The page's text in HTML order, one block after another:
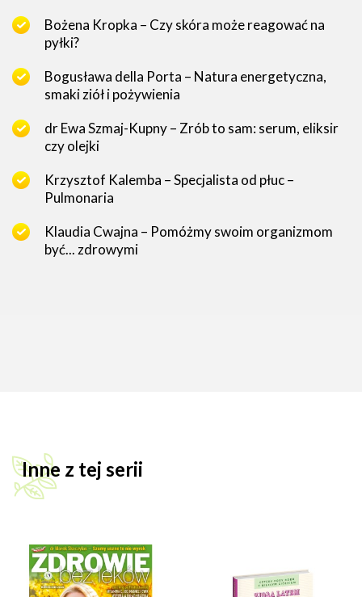
Bożena Kropka – Czy skóra może reagować na
pyłki?
Bogusława della Porta – Natura energetyczna,
smaki ziół i pożywienia
dr Ewa Szmaj-Kupny – Zrób to sam: serum, eliksir
czy olejki
Krzysztof Kalemba – Specjalista od płuc –
Pulmonaria
Klaudia Cwajna – Pomóżmy swoim organizmom
być... zdrowymi
Inne z tej serii